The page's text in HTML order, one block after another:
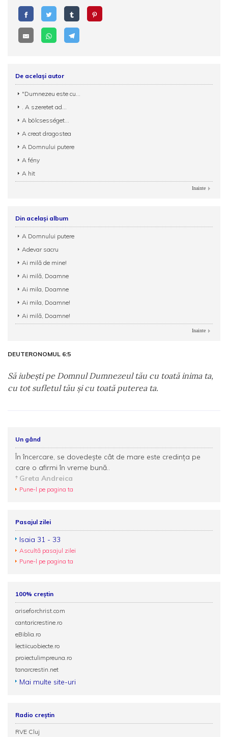
De același autor
"Dumnezeu este cu...
. A szeretet ad...
A bölcsességet...
A creat dragostea
A Domnului putere
A fény
A hit
Inainte
Din același album
A Domnului putere
Adevar sacru
Ai milă de mine!
Ai milă, Doamne
Ai mila, Doamne
Ai mila, Doamne!
Ai milă, Doamne!
Inainte
DEUTERONOMUL 6:5
Să iubeşti pe Domnul Dumnezeul tău cu toată inima ta,
cu tot sufletul tău şi cu toată puterea ta.
Un gând
În încercare, se dovedeşte cât de mare este credinţa pe
care o afirmi în vreme bună..
Greta Andreica
Pune-l pe pagina ta
Pasajul zilei
Isaia 31 - 33
Ascultă pasajul zilei
Pune-l pe pagina ta
100% creștin
ariseforchrist.com
cantaricrestine.ro
eBiblia.ro
lectiicuobiecte.ro
proiectulimpreuna.ro
tanarcrestin.net
Mai multe site-uri
Radio creștin
RVE Cluj